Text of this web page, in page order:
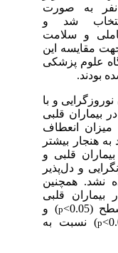
میان آن‌ها 105 نفر به صورت
شد و
و سلامت
مقایسه این
علوم پزشکی
بودند.
و با
قلبی
انعطاف
هنجار بیشتر
قلبی و
و دل‌پذیر
نشد. همچنین
قلبی
(0.05>
p) و
p) نسبت به